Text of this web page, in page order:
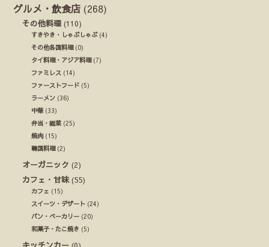
グルメ・飲食店 (268)
その他料理 (110)
すきやき・しゃぶしゃぶ(4)
その他各国料理(0)
タイ料理・アジア料理(7)
ファミレス (14)
ファーストフード (5)
ラーメン (36)
中華(33)
弁当・総菜 (25)
焼肉 (15)
韓国料理(2)
オーガニック (2)
カフェ・甘味(55)
カフェ (15)
スイーツ・デザート (24)
パン・ベーカリー (20)
和菓子・たこ焼き (5)
キッチンカー (0)